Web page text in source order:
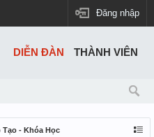
Đăng nhập
Tạo - Khóa Học
DIỄN ĐÀN THÀNH VIÊN